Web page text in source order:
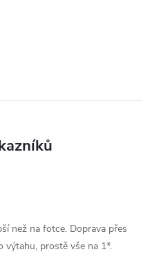
než na fotce. Doprava přes
výtahu, prostě vše na 1*.